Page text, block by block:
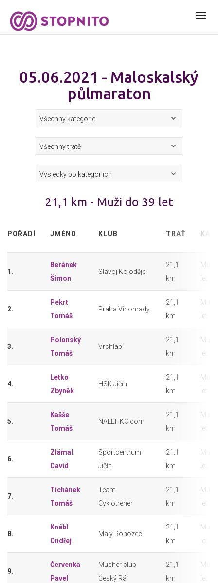
05.06.2021 - Maloskalský
půlmaraton
21,1 km - Muži do 39 let
POŘADÍ JMÉNO KLUB TRAŤ
1.
Beránek
Šimon
Slavoj Koloděje
21,1
km
Muži
let
2.
Pekrt
Tomáš
Praha Vinohrady
21,1
km
Muži
let
3.
Polonský
Tomáš
Vrchlabí
21,1
km
Muži
let
4.
Letko
Zbyněk
HSK Jičín
21,1
km
Muži
let
5.
Kašše
Tomáš
NALEHKO.com
21,1
km
Muži
let
6.
Zlámal
David
Sportcentrum
Jičín
21,1
km
Muži
let
7.
Tichánek
Tomáš
Team
Cyklotrener
21,1
km
Muži
let
8.
Knébl
Ondřej
Malý Rohozec
21,1
km
Muži
let
9.
Červenka
Pavel
Musher club
Český Ráj
21,1
km
Muži
let